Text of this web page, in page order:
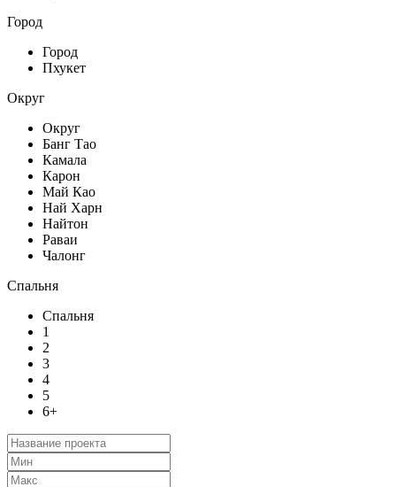
Город
Город
Пхукет
Округ
Округ
Банг Тао
Камала
Карон
Май Као
Най Харн
Найтон
Раваи
Чалонг
Спальня
Спальня
1
2
3
4
5
6+